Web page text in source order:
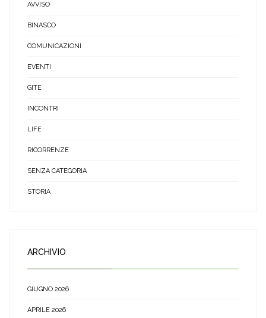
AVVISO
BINASCO
COMUNICAZIONI
EVENTI
GITE
INCONTRI
LIFE
RICORRENZE
SENZA CATEGORIA
STORIA
ARCHIVIO
GIUGNO 2026
APRILE 2026